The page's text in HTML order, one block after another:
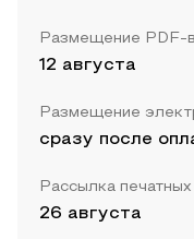
Размещение PDF-
12 августа
Размещение
сразу после
Рассылка
26 августа